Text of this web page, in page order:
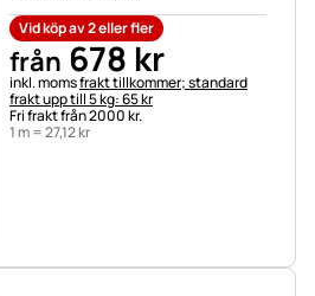
Vid köp av 2 eller fler
från 678 kr
Skatteinformation:
inkl. momsfrakt tillkommer; standard
frakt upp till 5 kg: 65 kr
Fri frakt från 2000 kr.
1 m =27,12kr